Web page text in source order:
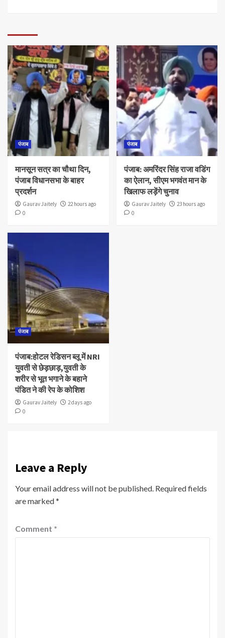
पंजाब
मानसून सत्र का चौथा दिन,
पंजाब विधानसभा के बाहर
प्रदर्शन
Gaurav Jaitely
22 hours ago
0
पंजाब
पंजाब: अमरिंदर सिंह राजा वडिंग
का ऐलान, सीएम भगवंत मान के
खिलाफ लड़ेंगे चुनाव
Gaurav Jaitely
23 hours ago
0
पंजाब
पंजाब:होटल रेडिसन ब्लू में NRI
युवती से छेड़छाड़,युवती के
शरीर से भूत भगाने के बहाने
पंडित ने की रेप के कोशिश
Gaurav Jaitely
2 days ago
0
Leave a Reply
Your email address will not be published. Required fields
are marked*
Comment *